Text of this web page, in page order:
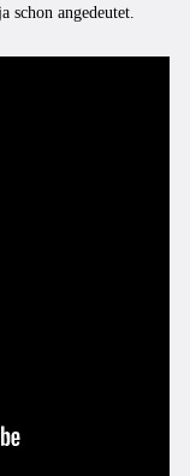
schon angedeutet.